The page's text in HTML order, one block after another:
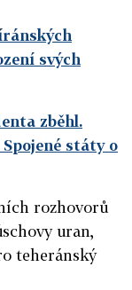
svých
zběhl.
státy o
rozhovorů
uran,
teheránský